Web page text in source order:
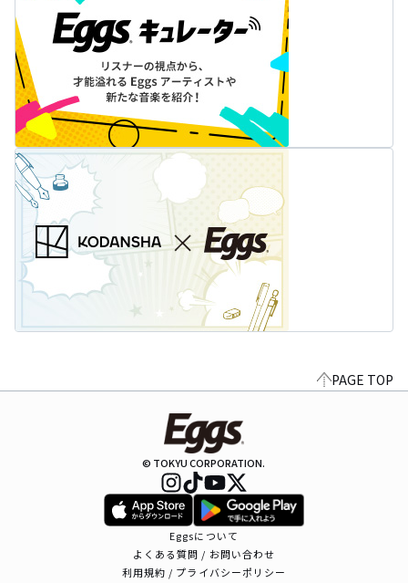
PAGE TOP
© TOKYU CORPORATION.
Eggsについて
よくある質問 / お問い合わせ
利用規約 / プライバシーポリシー